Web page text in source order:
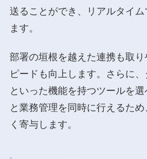
送ることができ、リアルタイ
ます。
部署の垣根を越えた連携も取
ピードも向上します。さらに
といった機能を持つツールを
と業務管理を同時に行えるた
く寄与します。